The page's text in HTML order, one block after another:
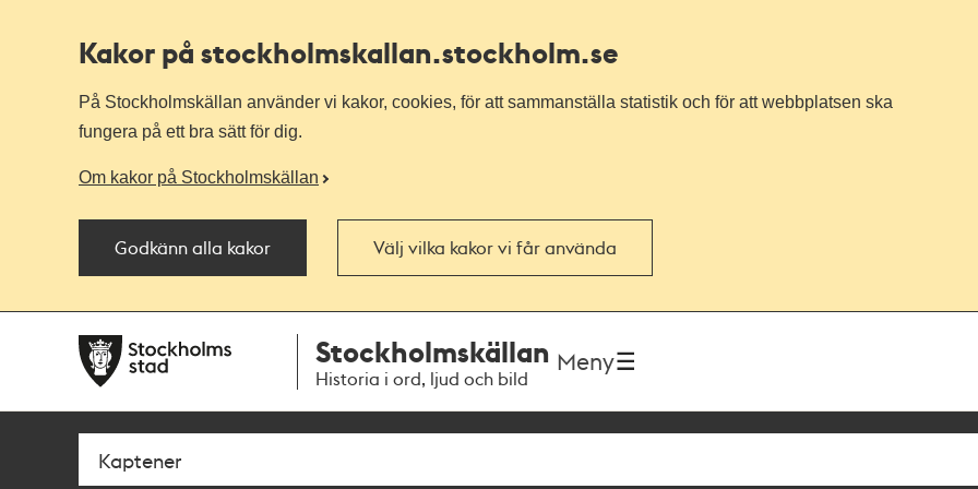
Kakor på stockholmskallan.stockholm.se
På Stockholmskällan använder vi kakor, cookies, för att sammanställa statistik och för att webbplatsen ska
fungera på ett bra sätt för dig.
Om kakor på Stockholmskällan
Godkänn alla kakor Välj vilka kakor vi får använda
navigationen
huvudinnehållet
Stockholmskällan
Historia i ord, ljud och bild
Meny
Sök